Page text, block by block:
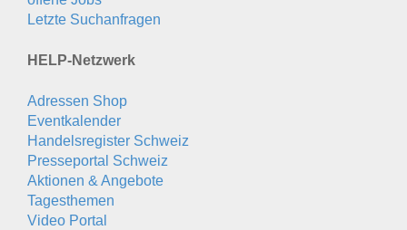
Letzte Suchanfragen
HELP-Netzwerk
Adressen Shop
Eventkalender
Handelsregister Schweiz
Presseportal Schweiz
Aktionen & Angebote
Tagesthemen
Video Portal